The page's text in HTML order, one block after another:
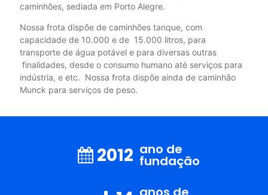
caminhões, sediada em Porto Alegre.
Nossa frota dispõe de caminhões tanque, com
capacidade de 10.000 e de 15.000 litros, para
transporte de água potável e para diversas outras
finalidades, desde o consumo humano até serviços para
indústria, e etc. Nossa frota dispõe ainda de caminhão
Munck para serviços de peso.
2012 ano de
fundação